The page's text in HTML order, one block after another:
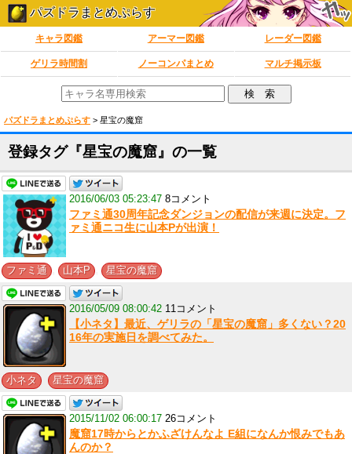
パズドラまとめぷらす
キャラ図鑑 アーマー図鑑 レーダー図鑑
ゲリラ時間割 ノーコンパまとめ マルチ掲示板
パズドラまとめぷらす > 星宝の魔窟
登録タグ『星宝の魔窟』の一覧
2016/06/03 05:23:47 8コメント
ファミ通30周年記念ダンジョンの配信が来週に決定。フ
ァミ通ニコ生に山本Pが出演！
ファミ通 山本P 星宝の魔窟
2016/05/09 08:00:42 11コメント
【小ネタ】最近、ゲリラの「星宝の魔窟」多くない？20
16年の実施日を調べてみた。
小ネタ 星宝の魔窟
2015/11/02 06:00:17 26コメント
魔窟17時からとかふざけんなよ E組になんか恨みでもあ
んのか？